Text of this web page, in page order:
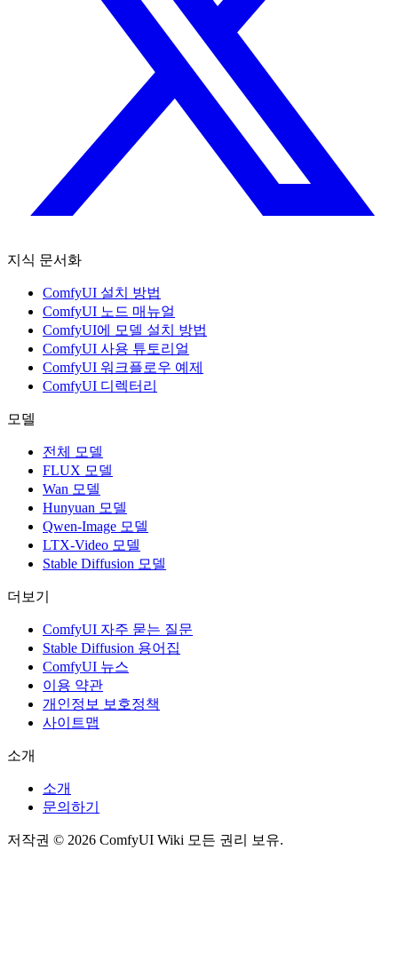
지식 문서화
ComfyUI 설치 방법
ComfyUI 노드 매뉴얼
ComfyUI에 모델 설치 방법
ComfyUI 사용 튜토리얼
ComfyUI 워크플로우 예제
ComfyUI 디렉터리
모델
전체 모델
FLUX 모델
Wan 모델
Hunyuan 모델
Qwen-Image 모델
LTX-Video 모델
Stable Diffusion 모델
더보기
ComfyUI 자주 묻는 질문
Stable Diffusion 용어집
ComfyUI 뉴스
이용 약관
개인정보 보호정책
사이트맵
소개
소개
문의하기
저작권 © 2026 ComfyUI Wiki 모든 권리 보유.